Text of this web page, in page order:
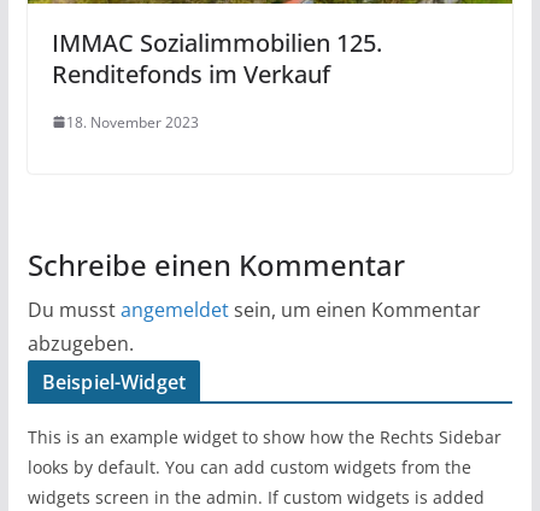
IMMAC Sozialimmobilien 125.
Renditefonds im Verkauf
18. November 2023
Schreibe einen Kommentar
Du musstangemeldetsein, um einen Kommentar
abzugeben.
Beispiel-Widget
This is an example widget to show how the Rechts Sidebar
looks by default. You can add custom widgets from the
widgets screen in the admin. If custom widgets is added